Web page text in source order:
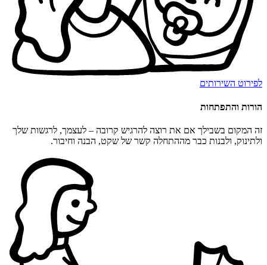
לפירוט השירותים
הורות והתפתחות
זה המקום בשבילך אם את רוצה להרגיש קרובה – לעצמך, לרגשות שלך
ולתינוק, ולבנות כבר מההתחלה קשר של שקט, הבנה וחיבור.